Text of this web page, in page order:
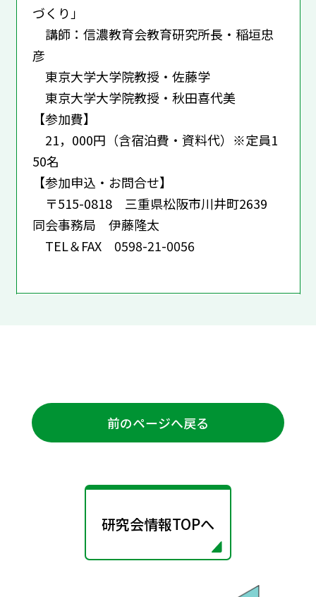
づくり」
講師：信濃教育会教育研究所長・稲垣忠
彦
東京大学大学院教授・佐藤学
東京大学大学院教授・秋田喜代美
【参加費】
21，000円（含宿泊費・資料代）※定員1
50名
【参加申込・お問合せ】
〒515-0818 三重県松阪市川井町2639
同会事務局 伊藤隆太
TEL＆FAX 0598-21-0056
前のページへ戻る
研究会情報TOPへ